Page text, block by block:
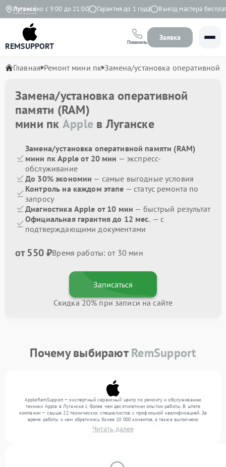
Луганск
Ежедневно с 9:00 до 21:00 Гарантия до 1 года Выезд мастера
REMSUPPORT Позвонить
Заявка
Главная Ремонт мини пк Замена/установка оперативной
Замена/установка оперативной
памяти (RAM)
мини пк Apple в Луганске
Замена/установка оперативной памяти (RAM)
мини пк Apple от 20 мин — экспресс-
обслуживание
До 30% экономии — самые выгодные условия
Контроль на каждом этапе — статус ремонта по
запросу
Диагностика Apple от 10 мин — быстрый результат
Официальная гарантия до 12 мес. — с
подтверждающими документами
от 550 ₽Время работы: от 30 мин
Записаться
Скидка 20% при записи на сайте
Почему выбираютRemSupport
AppleRemSupport — экспертный сервисный центр по ремонту и обслуживанию
техники Apple в Луганске с более чем десятилетним опытом работы. В штате
компании — свыше 22 технических специалистов с профильной квалификацией. За
время работы к нам обратились более 10 000 клиентов, а также выполнено
выполнено более 12 000 ремонтов. Ежемесячно в сервисный центр поступает более
300 устройств, включая , , . Мы работаем с широким спектром неисправностей и
Читать далее